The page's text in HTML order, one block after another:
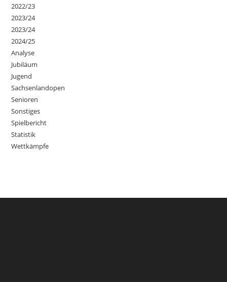
2022/23
2023/24
2023/24
2024/25
Analyse
Jubiläum
Jugend
Sachsenlandopen
Senioren
Sonstiges
Spielbericht
Statistik
Wettkämpfe